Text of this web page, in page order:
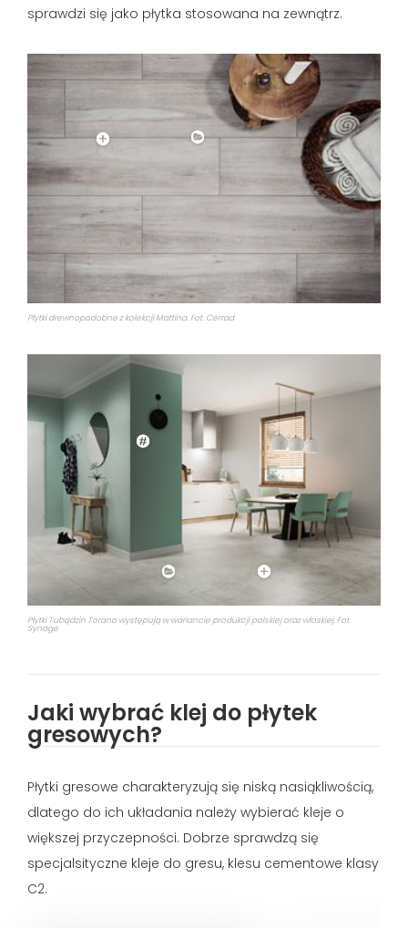
sprawdzi się jako płytka stosowana na zewnątrz.
Płytki drewnopodobne z kolekcji Mattina. Fot. Cerrad
Płytki Tubądzin Torano występują w wariancie produkcji polskiej oraz włoskiej. Fot.
Synage
Jaki wybrać klej do płytek
gresowych?
Płytki gresowe charakteryzują się niską nasiąkliwością,
dlatego do ich układania należy wybierać kleje o
większej przyczepności. Dobrze sprawdzą się
specjalsityczne kleje do gresu, klesu cementowe klasy
C2.